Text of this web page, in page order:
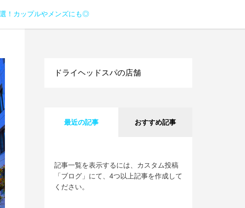
！カップルやメンズにも◎
ドライヘッドスパの店舗
最近の記事 おすすめ記事
記事一覧を表示するには、カスタム投稿
「ブログ」にて、4つ以上記事を作成して
ください。